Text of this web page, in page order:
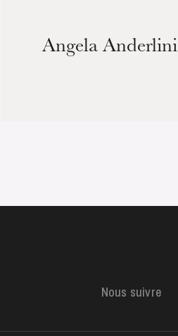
Angela Anderlini
Nous suivre